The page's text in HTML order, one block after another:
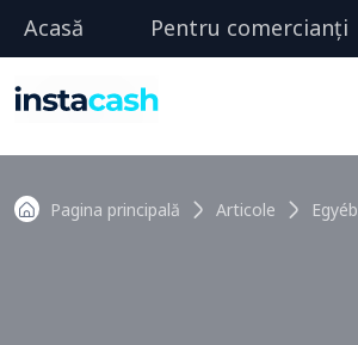
Acasă Pentru comercianți
Pagina principală Articole Egyéb